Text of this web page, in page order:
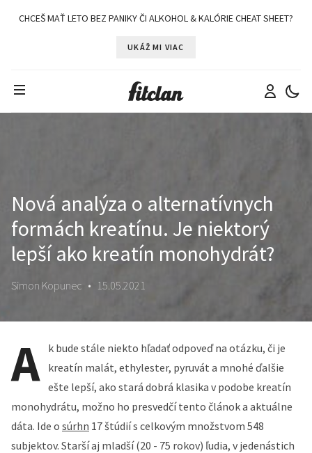
CHCEŠ MAŤ LETO BEZ PANIKY ČI ALKOHOL & KALÓRIE CHEAT SHEET?
UKÁŽ MI VIAC
Nová analýza o alternatívnych
formách kreatínu. Je niektorý
lepší ako kreatín monohydrát?
Simon Kopunec • 15.05.2021
A
k bude stále niekto hľadať odpoveď na otázku, či je
kreatín malát, ethylester, pyruvát a mnohé ďalšie
ešte lepší, ako stará dobrá klasika v podobe kreatín
monohydrátu, možno ho presvedčí tento článok a aktuálne
dáta. Ide o súrhn 17 štúdií s celkovým množstvom 548
subjektov. Starší aj mladší (20 - 75 rokov) ľudia, v jedenástich